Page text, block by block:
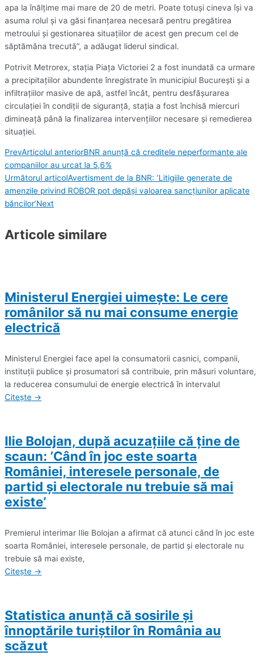
apa la înălţime mai mare de 20 de metri. Poate totuşi cineva îşi va
asuma rolul şi va găsi finanţarea necesară pentru pregătirea
metroului şi gestionarea situaţiilor de acest gen precum cel de
săptămâna trecută”, a adăugat liderul sindical.
Potrivit Metrorex, staţia Piaţa Victoriei 2 a fost inundată ca urmare
a precipitaţiilor abundente înregistrate în municipiul Bucureşti şi a
infiltraţiilor masive de apă, astfel încât, pentru desfăşurarea
circulaţiei în condiţii de siguranţă, staţia a fost închisă miercuri
dimineaţă până la finalizarea intervenţiilor necesare şi remedierea
situaţiei.
PrevArticolul anteriorBNR anunță că creditele neperformante ale
companiilor au urcat la 5,6%
Următorul articolAvertisment de la BNR: ‘Litigiile generate de
amenzile privind ROBOR pot depăşi valoarea sancţiunilor aplicate
băncilor’Next
Articole similare
Ministerul Energiei uimește: Le cere
românilor să nu mai consume energie
electrică
Ministerul Energiei face apel la consumatorii casnici, companii,
instituţii publice şi prosumatori să contribuie, prin măsuri voluntare,
la reducerea consumului de energie electrică în intervalul
Citește →
Ilie Bolojan, după acuzațiile că ține de
scaun: ’Când în joc este soarta
României, interesele personale, de
partid şi electorale nu trebuie să mai
existe’
Premierul interimar Ilie Bolojan a afirmat că atunci când în joc este
soarta României, interesele personale, de partid şi electorale nu
trebuie să mai existe,
Citește →
Statistica anunță că sosirile şi
înnoptările turiştilor în România au
scăzut